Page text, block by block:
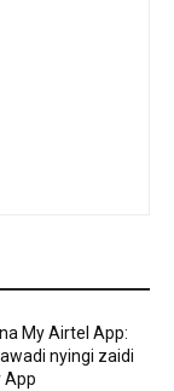
My Airtel App:
nyingi zaidi
App